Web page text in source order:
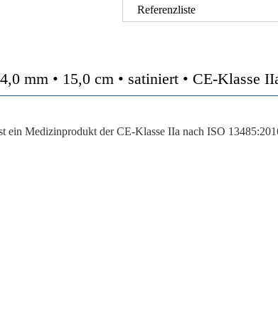
Referenzliste
mm • 15,0 cm • satiniert • CE-Klasse
Medizinprodukt der CE-Klasse IIa nach ISO